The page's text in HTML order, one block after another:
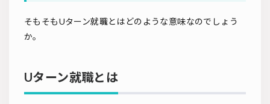
そもそもUターン就職とはどのような意味なのでしょう
か。
Uターン就職とは